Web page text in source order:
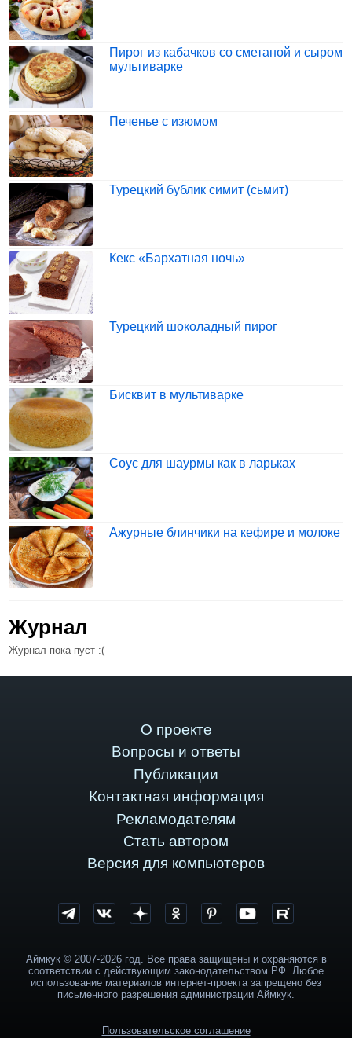
Пирог из кабачков со сметаной и сыром
мультиварке
Печенье с изюмом
Турецкий бублик симит (сьмит)
Кекс «Бархатная ночь»
Турецкий шоколадный пирог
Бисквит в мультиварке
Соус для шаурмы как в ларьках
Ажурные блинчики на кефире и молоке
Журнал
Журнал пока пуст :(
О проекте
Вопросы и ответы
Публикации
Контактная информация
Рекламодателям
Стать автором
Версия для компьютеров
Аймкук © 2007-2026 год. Все права защищены и охраняются в
соответствии с действующим законодательством РФ. Любое
использование материалов интернет-проекта запрещено без
письменного разрешения администрации Аймкук.
Пользовательское соглашение